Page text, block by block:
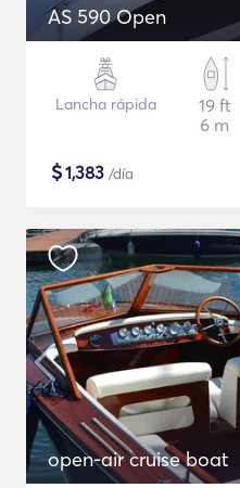
AS 590 Open
Lancha rápida
19 ft
6 m
$1,383 /día
open-air cruise boat